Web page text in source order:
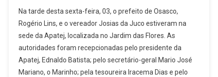
Visita
À
Apatej,
Rogerio
Lins
Trata
Na tarde desta sexta-feira, 03, o prefeito de Osasco,
Rogério Lins, e o vereador Josias da Juco estiveram na
sede da Apatej, localizada no Jardim das Flores. As
autoridades foram recepcionadas pelo presidente da
Apatej, Ednaldo Batista; pelo secretário-geral Mario José
Mariano, o Marinho; pela tesoureira Iracema Dias e pelo